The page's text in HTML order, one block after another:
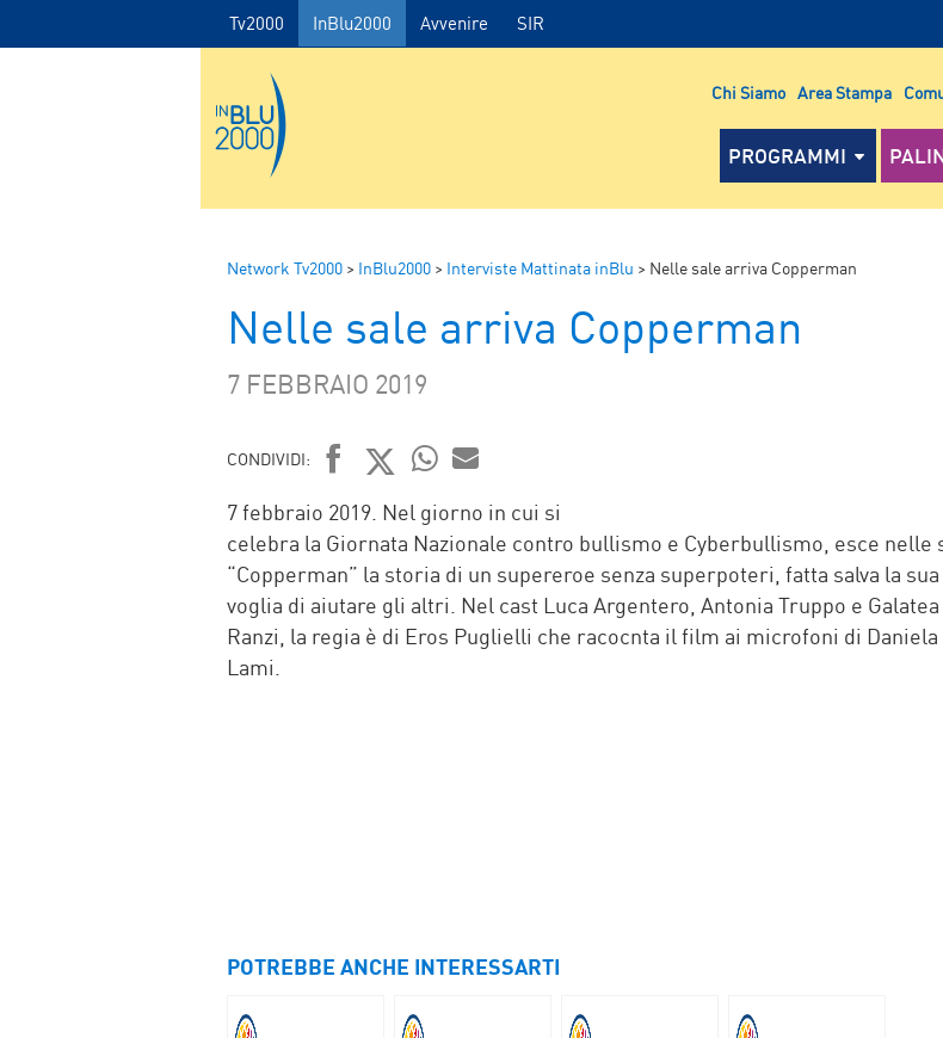
Tv2000 InBlu2000 Avvenire SIR
Chi Siamo Area Stampa
PROGRAMMI
Network Tv2000 > InBlu2000 > Interviste Mattinata inBlu > Nelle sale arriva Copperman
Nelle sale arriva Copperman
7 FEBBRAIO 2019
CONDIVIDI:
FACEBOOK
TWITTER
WHATSAPP
MAIL
7 febbraio 2019. Nel giorno in cui si
celebra la Giornata Nazionale contro bullismo e Cyberbullismo, esce nelle
“Copperman” la storia di un supereroe senza superpoteri, fatta salva la sua
voglia di aiutare gli altri. Nel cast Luca Argentero, Antonia Truppo e Galatea
Ranzi, la regia è di Eros Puglielli che racocnta il film ai microfoni di Daniela
Lami.
POTREBBE ANCHE INTERESSARTI